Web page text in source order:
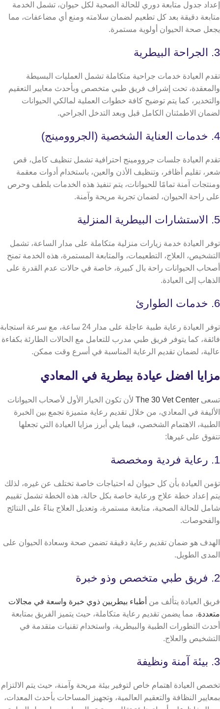
إعداد جدول متابعة دوري للحالة الصحية لكل حيوان، تشمل الخدمة
متابعة دقيقة بعد كل تطعيم لضمان سلامته ومنع أي مضاعفات، مما
يجعل صحة الحيوان أولوية مستمرة.
3. الجراحة البيطرية
تقدم العيادة خدمات جراحية متكاملة تشمل العمليات البسيطة
والمعقدة، تحت إشراف فريق طبي متخصص وبأحدث معايير التعقيم
والتخدير، كما يتم توضيح كافة خطوات العملية لمالكي الحيوانات
لضمان الاطمئنان الكامل قبل وبعد التدخل الجراحي.
4. خدمات العناية الشخصية (الجروومينج)
تقدم العيادة جلسات جروومينج احترافية تشمل تنظيف كامل، قص
شعر، تقليم أظافر، وتنظيف الأذن والعين، باستخدام أدوات معقمة
ومنتجات آمنة تمامًا للحيوانات، يتم تنفيذ هذه الخدمات بلطف وحرص
على راحة الحيوان، لضمان تجربة مريحة وآمنة.
5. الاستشارات البيطرية المنزلية
توفر العيادة خدمة زيارات منزلية متكاملة على مدار الساعة، تشمل
التشخيص، العلاج، التطعيمات، والمتابعة المستمرة، هذه الخدمة تمنح
أصحاب الحيوانات راحة بال كبيرة، خاصة في حالات عدم القدرة على
الذهاب إلى العيادة.
6. خدمات الطوارئ
توفر العيادة رعاية طبية عاجلة على مدار 24 ساعة، مع سرعة استجابة
فائقة، كما يتوفر فريق طبي مدرب للتعامل مع الحالات الطارئة بكفاءة
عالية، لضمان تقديم الرعاية المناسبة في أسرع وقت ممكن.
مزايا افضل عيادة بيطرية في المعادي
تسعى
لأن تكون الخيار الأول لأصحاب الحيوانات
الأليفة في المعادي، من خلال تقديم رعاية متميزة تجمع بين الخبرة
الطبية، الاهتمام الشخصي، فيما يلي أبرز مزايا العيادة التي تجعلها
تتفوق على غيرها:
1. رعاية فردية ومخصصة
تؤمن العيادة بأن كل حيوان له احتياجات خاصة تختلف عن غيره، لذلك
يتم إعداد خطة علاج ورعاية خاصة بكل حالة، هذه الخطة تشمل تقييم
شامل للحالة الصحية، متابعة مستمرة، وتعديل العلاج بناءً على النتائج
والفحوصات.
الهدف هو ضمان تقديم رعاية دقيقة تضمن صحة وسعادة الحيوان على
المدى الطويل.
2. فريق طبي متخصص وذو خبرة
فريق العيادة يتألف من أطباء بيطريين ذوي خبرة واسعة في مجالات
متعددة، مما يضمن تقديم رعاية متكاملة، حيث يتميز الفريق بمتابعة
أحدث التطورات الطبية والبيطرية، واستخدام تقنيات متقدمة في
التشخيص والعلاج.
3. بيئة آمنة ونظيفة
تخصص العيادة اهتمام خاص لتوفير بيئة مريحة وآمنة، حيث يتم الالتزام
بمعايير النظافة والتعقيم العالمية، وتجهيز المساحات بأحدث المعدات،